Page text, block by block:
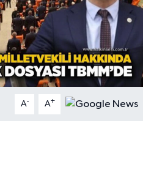
A- A+